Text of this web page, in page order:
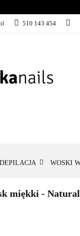
510 143 454
DEPILACJA WOSKI
miękki -